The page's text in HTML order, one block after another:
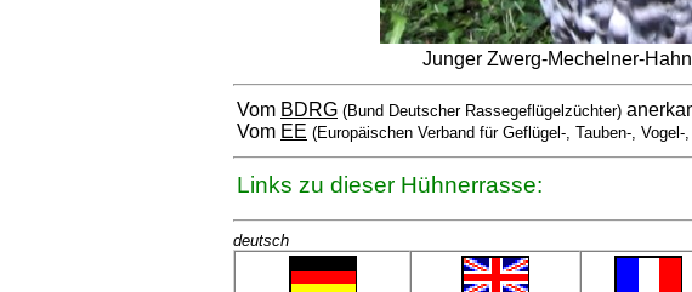
Junger Zwerg-Mechelner-
Vom BDRG (Bund Deutscher Rassegeflügelzüchter)
Vom EE (Europäischen Verband für Geflügel-, Tauben-,
Links zu dieser Hühnerrasse:
deutsch